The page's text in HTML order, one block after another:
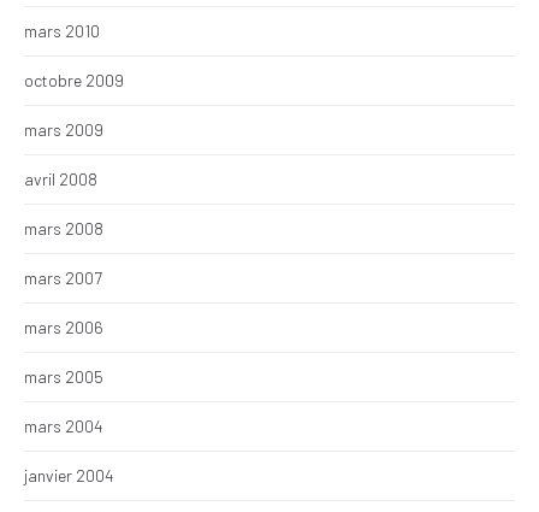
mars 2010
octobre 2009
mars 2009
avril 2008
mars 2008
mars 2007
mars 2006
mars 2005
mars 2004
janvier 2004